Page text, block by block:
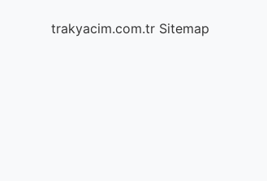
trakyacim.com.tr Sitemap